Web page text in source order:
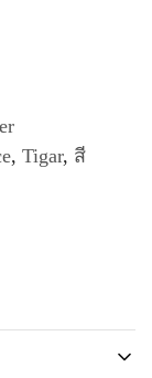
, Tigar, สี